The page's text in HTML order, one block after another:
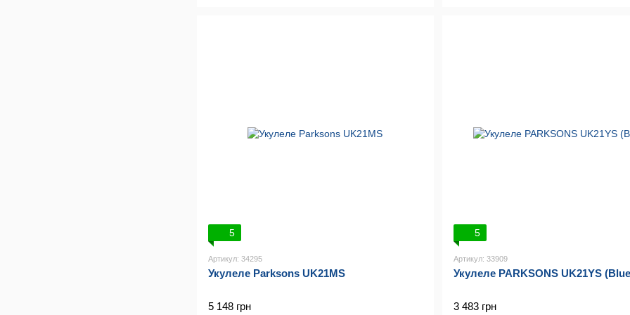
5
Артикул: 34295
Укулеле Parksons UK21MS
5 148 грн
5
Артикул: 33909
Укулеле PARKSONS UK21YS
3 483 грн